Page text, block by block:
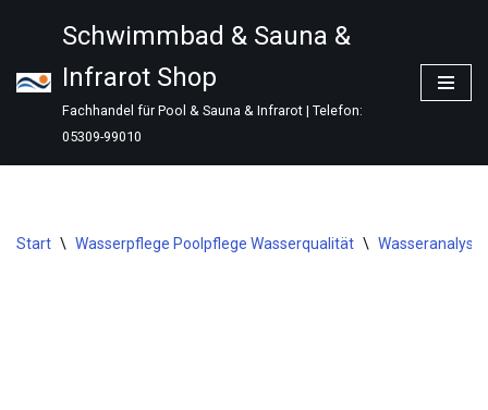
Inhalt
springen
Schwimmbad & Sauna &
Infrarot Shop
Fachhandel für Pool & Sauna & Infrarot | Telefon:
05309-99010
Start \ Wasserpflege Poolpflege Wasserqualität \